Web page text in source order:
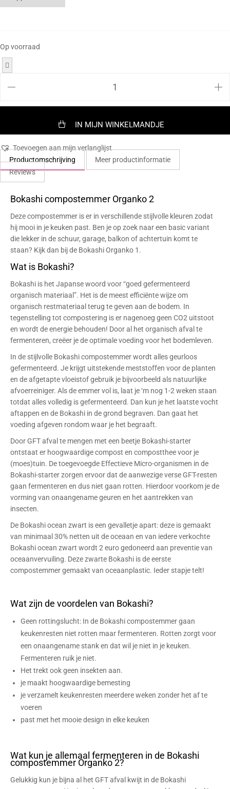
Op voorraad
IN MIJN WINKELMANDJE
Toevoegen aan mijn verlanglijst
Productomschrijving
Meer productinformatie
Reviews
Bokashi compostemmer Organko 2
Deze compostemmer is er in verschillende stijlvolle kleuren zodat
hij mooi in je keuken past. Ben je op zoek naar een basic variant
die lekker in de schuur, garage, balkon of achtertuin komt te
staan? Kijk dan bij de Bokashi Organko 1 .
Wat is Bokashi?
Bokashi is het Japanse woord voor “goed gefermenteerd
organisch materiaal”. Het is de meest efficiënte wijze om
organisch restmateriaal terug te geven aan de bodem. In
tegenstelling tot compostering is er nagenoeg geen CO2 uitstoot
en wordt de energie behouden! Door al het organisch afval te
fermenteren, creëer je de optimale voeding voor het bodemleven.
In de stijlvolle Bokashi compostemmer wordt alles geurloos
gefermenteerd. Je krijgt uitstekende meststoffen voor de planten
en de afgetapte vloeistof gebruik je bijvoorbeeld als natuurlijke
afvoerreiniger. Als de emmer vol is, laat je ‘m nog 1-2 weken staan
totdat alles volledig is gefermenteerd. Dan kun je het laatste vocht
aftappen en de Bokashi in de grond begraven. Dan gaat het
voeding afgeven rondom waar je het begraaft.
Door GFT afval te mengen met een beetje Bokashi-starter
ontstaat er hoogwaardige compost en compostthee voor je
(moes)tuin. De toegevoegde Effectieve Micro-organismen in de
Bokashi-starter zorgen ervoor dat de aanwezige verse GFT-resten
gaan fermenteren en dus niet gaan rotten. Hierdoor voorkom je de
vorming van onaangename geuren en het aantrekken van
insecten.
De Bokashi ocean zwart is een gevalletje apart: deze is gemaakt
van minimaal 30% netten uit de oceaan en van iedere verkochte
Bokashi ocean zwart wordt 2 euro gedoneerd aan preventie van
oceaanvervuiling. Deze zwarte Bokashi is de eerste
compostemmer gemaakt van oceaanplastic. Ieder stapje telt!
Wat zijn de voordelen van Bokashi?
Geen rottingslucht: In de Bokashi compostemmer gaan
keukenresten niet rotten maar fermenteren. Rotten zorgt voor
een onaangename stank en dat wil je niet in je keuken.
Fermenteren ruik je niet.
Het trekt ook geen insekten aan.
je maakt hoogwaardige bemesting
je verzamelt keukenresten meerdere weken zonder het af te
voeren
past met het mooie design in elke keuken
Wat kun je allemaal fermenteren in de Bokashi
compostemmer Organko 2?
Gelukkig kun je bijna al het GFT afval kwijt in de Bokashi